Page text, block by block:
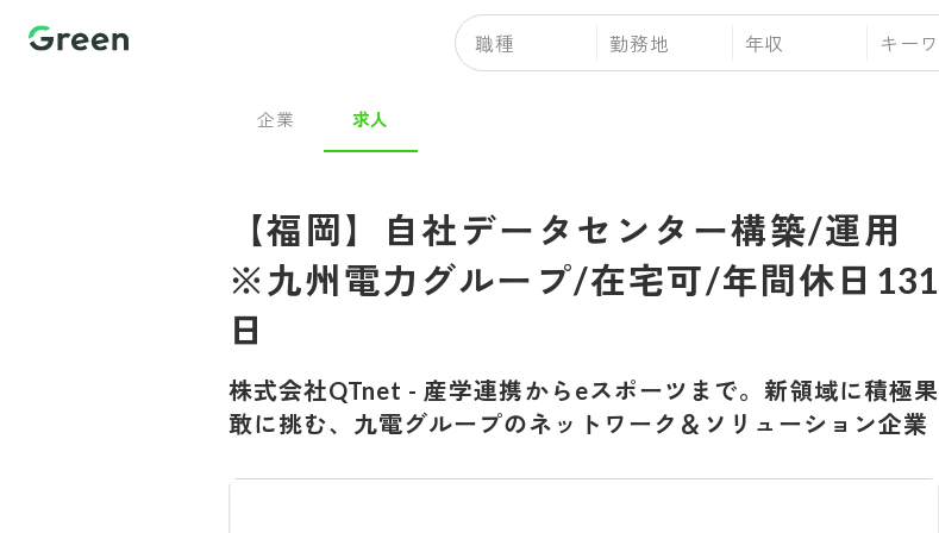
職種 勤務地 年収
企業 求人
【福岡】自社データセンター構築/運用
※九州電力グループ/在宅可/年間休日131
日
株式会社QTnet - 産学連携からeスポーツまで。新領域に積極果
敢に挑む、九電グループのネットワーク＆ソリューション企業